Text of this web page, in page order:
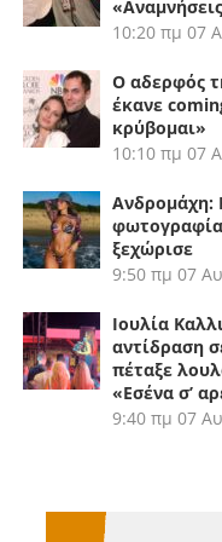
10:20 πμ 07
Ο αδερφός
έκανε
κρύβομαι»
10:10 πμ 07
Ανδρομάχη:
ξεχώρισε
9:50 πμ 07
Ιουλία
αντίδραση
πέταξε
«Εσένα σ’
9:40 πμ 07